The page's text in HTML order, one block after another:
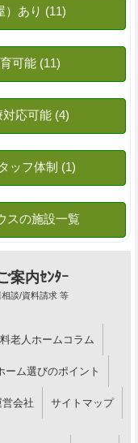
案内ｾﾝﾀｰ
談/資料請求 等
老人ホームコラム
ーム選びのポイント
営会社 サイトマップ